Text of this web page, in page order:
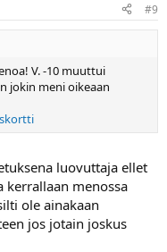
#9
V. -10 muuttui
jokin meni oikeaan
luovuttaja ellet
kerrallaan menossa
ole ainakaan
jos jotain joskus